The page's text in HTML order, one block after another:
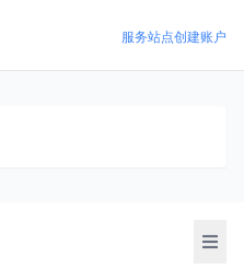
服务站点创建账户